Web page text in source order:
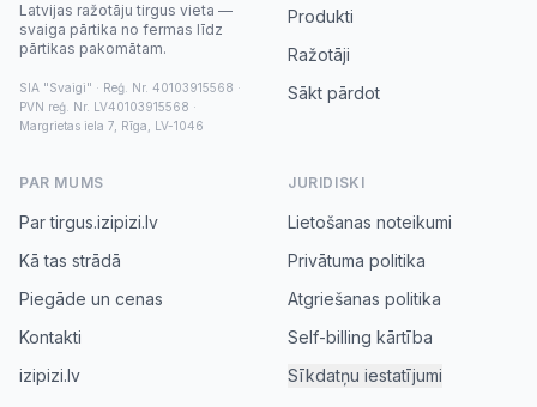
Latvijas ražotāju tirgus vieta —
svaiga pārtika no fermas līdz
pārtikas pakomātam.
SIA "Svaigi" · Reģ. Nr. 40103915568 ·
PVN reģ. Nr. LV40103915568 ·
Margrietas iela 7, Rīga, LV-1046
Produkti
Ražotāji
Sākt pārdot
PAR MUMS
Par tirgus.izipizi.lv
Kā tas strādā
Piegāde un cenas
Kontakti
izipizi.lv
JURIDISKI
Lietošanas noteikumi
Privātuma politika
Atgriešanas politika
Self-billing kārtība
Sīkdatņu iestatījumi